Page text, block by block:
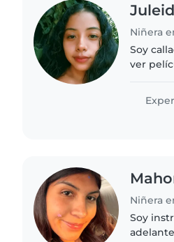
Niñera
Soy
ver
a
Niñera
Soy